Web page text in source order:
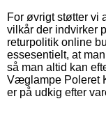
For øvrigt støtter vi
vilkår der indvirker
returpolitik online
essesentielt, at
så man altid kan
Væglampe Poleret
er på udkig efter